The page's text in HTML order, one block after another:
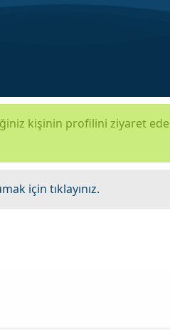
kişinin profilini ziyaret
için tıklayınız.